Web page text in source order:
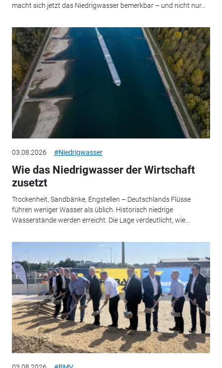
macht sich jetzt das Niedrigwasser bemerkbar – und nicht nur...
03.08.2026 #Niedrigwasser
Wie das Niedrigwasser der Wirtschaft
zusetzt
Trockenheit, Sandbänke, Engstellen – Deutschlands Flüsse
führen weniger Wasser als üblich. Historisch niedrige
Wasserstände werden erreicht. Die Lage verdeutlicht, wie...